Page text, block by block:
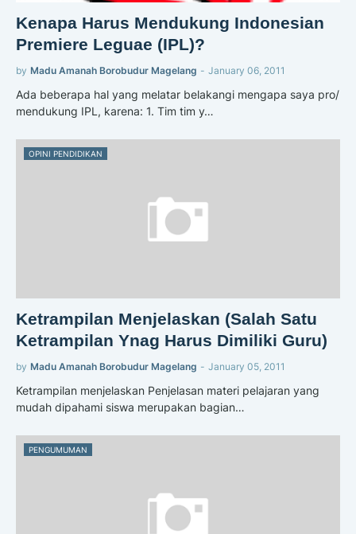
Kenapa Harus Mendukung Indonesian
Premiere Leguae (IPL)?
by Madu Amanah Borobudur Magelang - January 06, 2011
Ada beberapa hal yang melatar belakangi mengapa saya pro/
mendukung IPL, karena: 1. Tim tim y…
OPINI PENDIDIKAN
Ketrampilan Menjelaskan (Salah Satu
Ketrampilan Ynag Harus Dimiliki Guru)
by Madu Amanah Borobudur Magelang - January 05, 2011
Ketrampilan menjelaskan Penjelasan materi pelajaran yang
mudah dipahami siswa merupakan bagian…
PENGUMUMAN